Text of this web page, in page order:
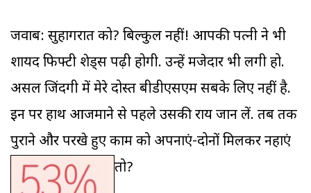
जवाब: सुहागरात को? बिल्कुल नहीं! आपकी पत्नी ने भी
शायद फिफ्टी शेड्स पढ़ी होगी. उन्हें मजेदार भी लगी हो.
असल जिंदगी में मेरे दोस्त बीडीएसएम सबके लिए नहीं है.
इन पर हाथ आजमाने से पहले उसकी राय जान लें. तब तक
पुराने और परखे हुए काम को अपनाएं-दोनों मिलकर नहाएं
तो?